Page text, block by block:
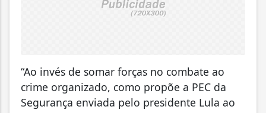
“Ao invés de somar forças no combate ao
crime organizado, como propõe a PEC da
Segurança enviada pelo presidente Lula ao